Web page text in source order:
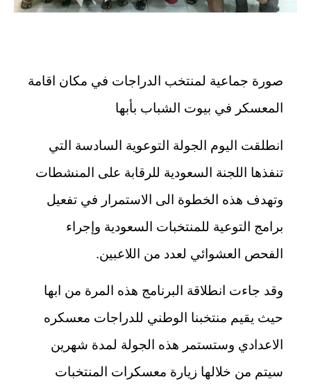
صورة جماعية لمنتخب الدراجات في مكان اقامة
المعسكر في بيوت الشباب بأبها
انطلقت اليوم الجولة التوعوية السادسة التي
تنفذها اللجنة السعودية للرقابة على المنشطات
وتهدف هذه الخطوة الى الاستمرار في تفعيل
برامج التوعية للمنتخبات السعودية وإجراء
الفحص العشوائي لعدد من اللاعبين.
وقد جاءت انطلاقة البرنامج هذه المرة من ابها
حيث يقيم منتخبنا الوطني للدراجات معسكره
الاعدادي وستستمر هذه الجولة لمدة شهرين
سيتم من خلالها زيارة معسكرات المنتخبات